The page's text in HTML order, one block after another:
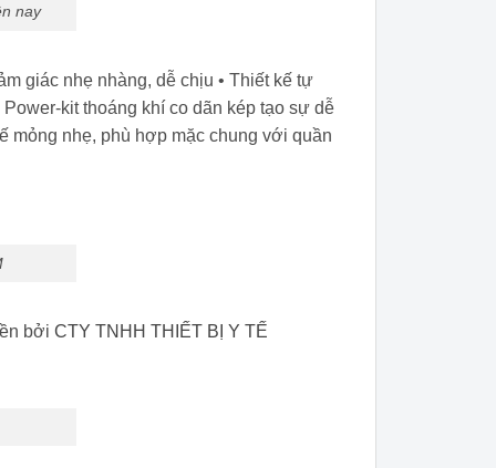
nay
giác nhẹ nhàng, dễ chịu • Thiết kế tự
kit thoáng khí co dãn kép tạo sự dễ
mỏng nhẹ, phù hợp mặc chung với quần
bởi CTY TNHH THIẾT BỊ Y TẾ